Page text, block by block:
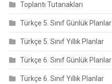
Toplantı Tutanakları
Türkçe 5. Sınıf Günlük Planlar
Türkçe 5. Sınıf Yıllık Planlar
Türkçe 6. Sınıf Günlük Planlar
Türkçe 6. Sınıf Yıllık Planlar